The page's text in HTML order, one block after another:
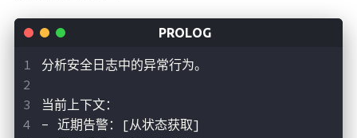
分析安全日志中的异常行为。
当前上下文：
- 近期告警：[从状态获取]